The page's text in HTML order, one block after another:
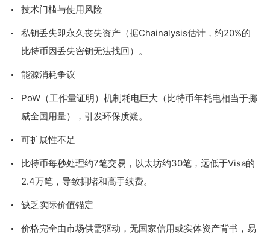
技术门槛与使用风险
私钥丢失即永久丧失资产（据Chainalysis估计，约20%的
比特币因丢失密钥无法找回）。
能源消耗争议
PoW（工作量证明）机制耗电巨大（比特币年耗电相当于挪
威全国用量），引发环保质疑。
可扩展性不足
比特币每秒处理约7笔交易，以太坊约30笔，远低于Visa的
2.4万笔，导致拥堵和高手续费。
缺乏实际价值锚定
价格完全由市场供需驱动，无国家信用或实体资产背书，易